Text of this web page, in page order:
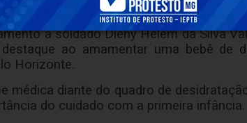
o evento
a soldado Dieny Helem da Silva
ao amamentar uma bebê de
Horizonte.
médica diante do quadro de
do cuidado com a primeira infância.